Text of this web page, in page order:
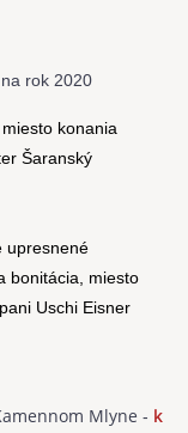
rok 2020
konania
Šaranský
upresnené
bonitácia, miesto
Uschi Eisner
Mlyne - k